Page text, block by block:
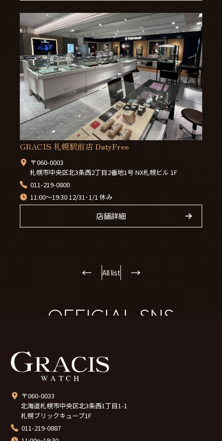
GRACIS 札幌駅前店 DutyFree
〒060-0003
札幌市中央区北3条西2丁目2番地1号 NX札幌ビル 1F
011-219-0800
11:00～19:30 12/31･1/1 休み
店舗詳細
← All list →
OFFICIAL SNS
〒060-0033
北海道札幌市中央区北3条西1丁目1-1
札幌ブリックキューブ1F
011-219-0887